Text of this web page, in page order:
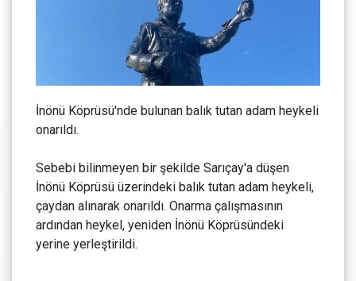
İnönü Köprüsü'nde bulunan balık tutan adam heykeli
onarıldı.
Sebebi bilinmeyen bir şekilde Sarıçay'a düşen
İnönü Köprüsü üzerindeki balık tutan adam heykeli,
çaydan alınarak onarıldı. Onarma çalışmasının
ardından heykel, yeniden İnönü Köprüsündeki
yerine yerleştirildi.